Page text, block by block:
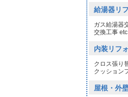
給湯器リ
ガス給湯器
交換工事
内装リフ
クロス張り
クッション
屋根・外